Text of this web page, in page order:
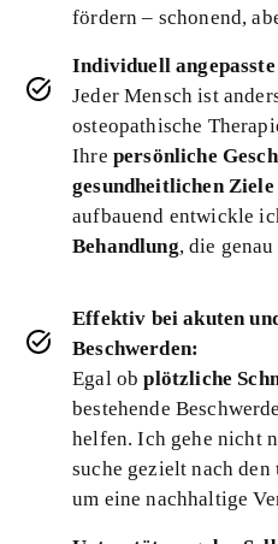
fördern – schonend,
Individuell
Jeder Mensch ist
osteopathische
Ihre persönliche
gesundheitlichen Ziele
aufbauend entwickle
Behandlung, die
Effektiv bei akuten
Beschwerden:
Egal obplötzliche
bestehende
helfen. Ich gehe nicht
suche gezielt nach den
um eine nachhaltige